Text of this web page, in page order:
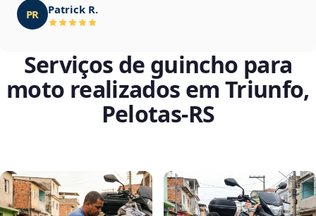
PR Patrick R.
Serviços de guincho para
moto realizados em Triunfo,
Pelotas‑RS